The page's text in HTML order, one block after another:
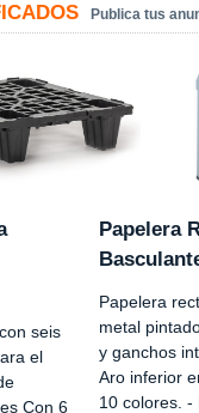
Publica tus
seis
el
Con 6
Papelera
Papelera
metal
y ganchos
Aro inferior
10 colores. -